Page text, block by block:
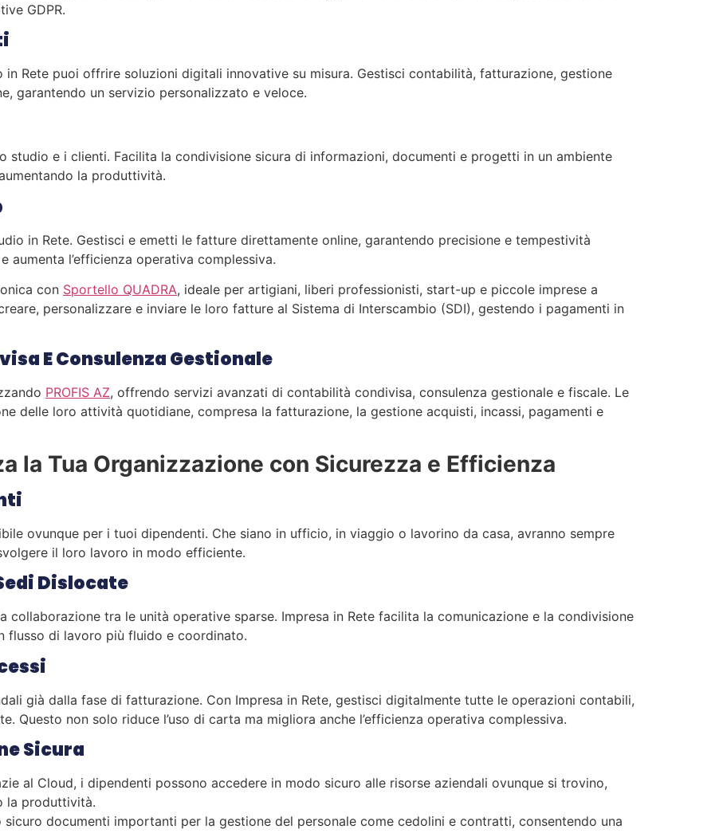
GDPR.
in Rete puoi offrire soluzioni digitali innovative su misura. Gestisci contabilità, fatturazione, gestione
garantendo un servizio personalizzato e veloce.
studio e i clienti. Facilita la condivisione sicura di informazioni, documenti e progetti in un ambiente
la produttività.
in Rete. Gestisci e emetti le fatture direttamente online, garantendo precisione e tempestività
aumenta l’efficienza operativa complessiva.
con Sportello QUADRA, ideale per artigiani, liberi professionisti, start-up e piccole imprese a
personalizzare e inviare le loro fatture al Sistema di Interscambio (SDI), gestendo i pagamenti in
E Consulenza Gestionale
PROFIS AZ, offrendo servizi avanzati di contabilità condivisa, consulenza gestionale e fiscale. Le
delle loro attività quotidiane, compresa la fatturazione, la gestione acquisti, incassi, pagamenti e
la Tua Organizzazione con Sicurezza e Efficienza
ovunque per i tuoi dipendenti. Che siano in ufficio, in viaggio o lavorino da casa, avranno sempre
il loro lavoro in modo efficiente.
Dislocate
collaborazione tra le unità operative sparse. Impresa in Rete facilita la comunicazione e la condivisione
flusso di lavoro più fluido e coordinato.
già dalla fase di fatturazione. Con Impresa in Rete, gestisci digitalmente tutte le operazioni contabili,
Questo non solo riduce l’uso di carta ma migliora anche l’efficienza operativa complessiva.
Sicura
al Cloud, i dipendenti possono accedere in modo sicuro alle risorse aziendali ovunque si trovino,
la produttività.
documenti importanti per la gestione del personale come cedolini e contratti, consentendo una